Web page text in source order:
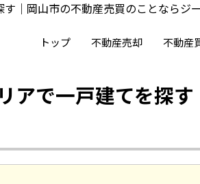
｜岡山市の不動産売買のことならジ
トップ 不動産売却 不動産
アで一戸建てを探す